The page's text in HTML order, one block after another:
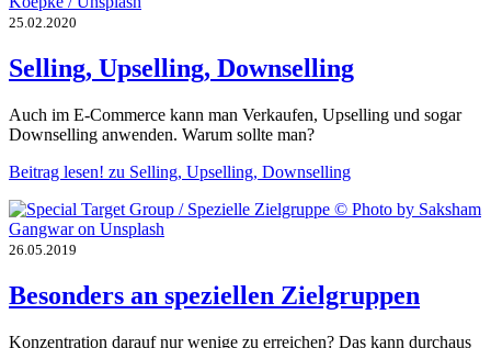
25.02.2020
Selling, Upselling, Downselling
Auch im E-Commerce kann man Verkaufen, Upselling und sogar
Downselling anwenden. Warum sollte man?
Beitrag lesen! zu Selling, Upselling, Downselling
26.05.2019
Besonders an speziellen Zielgruppen
Konzentration darauf nur wenige zu erreichen? Das kann durchaus